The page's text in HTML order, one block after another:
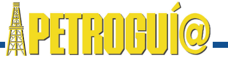
contenido